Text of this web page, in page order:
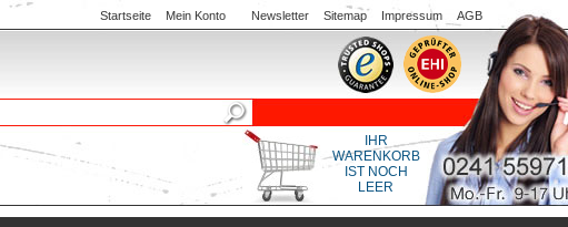
Startseite Mein Konto Newsletter Sitemap Impressum AGB
IHR
WARENKORB
IST NOCH
LEER